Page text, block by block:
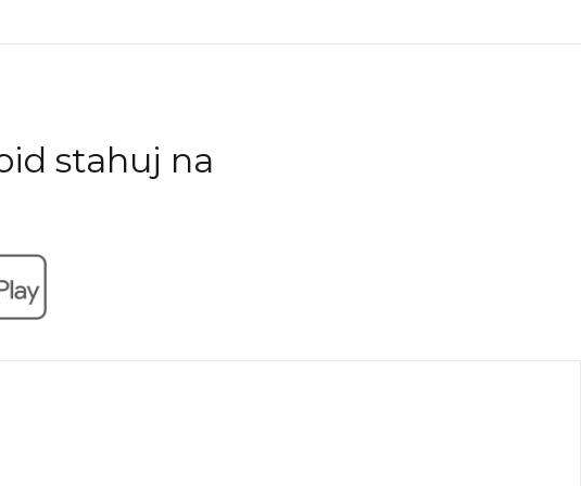
stahuj na